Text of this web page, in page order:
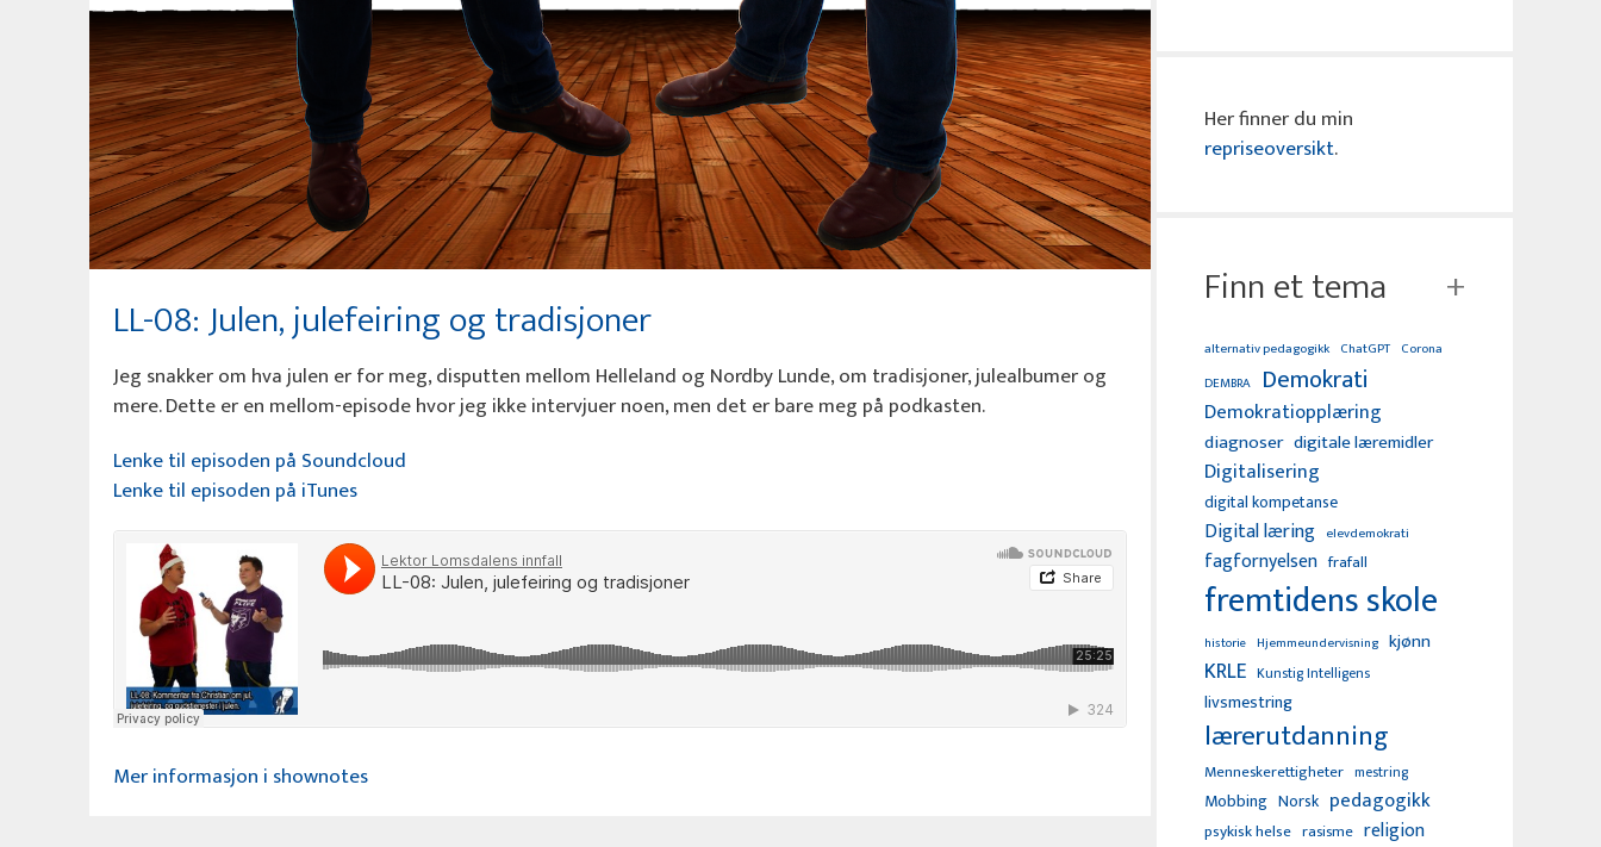
LL-08: Julen, julefeiring og tradisjoner
Jeg snakker om hva julen er for meg, disputten mellom Helleland og Nordby Lunde, om tradisjoner, julealbumer og
mere. Dette er en mellom-episode hvor jeg ikke intervjuer noen, men det er bare meg på podkasten.
Lenke til episoden på Soundcloud
Lenke til episoden på iTunes
Mer informasjon i shownotes
Her finner du min
repriseoversikt.
Finn et tema
alternativ pedagogikk ChatGPT Corona
DEMBRA Demokrati
Demokratiopplæring
diagnoser digitale læremidler
Digitalisering
digital kompetanse
Digital læring elevdemokrati
fagfornyelsen frafall
fremtidens skole
historie Hjemmeundervisning kjønn
KRLE Kunstig Intelligens
livsmestring
lærerutdanning
Menneskerettigheter mestring
Mobbing Norsk pedagogikk
psykisk helse rasisme religion